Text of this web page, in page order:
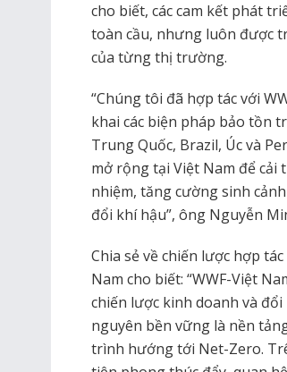
cho biết, các cam kết phát
toàn cầu, nhưng luôn được
của từng thị trường.
“Chúng tôi đã hợp tác với
khai các biện pháp bảo tồn
Trung Quốc, Brazil, Úc và
mở rộng tại Việt Nam để cải
nhiệm, tăng cường sinh
đổi khí hậu”, ông Nguyễn
Chia sẻ về chiến lược hợp
Nam cho biết: “WWF-Việt
chiến lược kinh doanh và
nguyên bền vững là nền
trình hướng tới Net-Zero.